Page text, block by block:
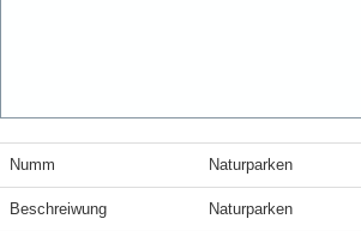
Numm Naturparken
Beschreiwung Naturparken